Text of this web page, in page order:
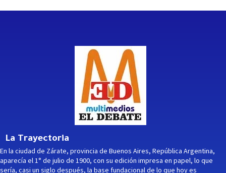
La Trayectoria
En la ciudad de Zárate, provincia de Buenos Aires, República Argentina,
aparecía el 1° de julio de 1900, con su edición impresa en papel, lo que
sería, casi un siglo después, la base fundacional de lo que hoy es